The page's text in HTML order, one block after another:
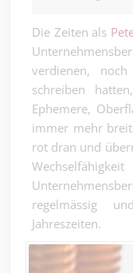
Die Zeiten als
verdienen,
schreiben
Ephemere,
immer mehr
rot dran und
regelmässig
Jahreszeiten.